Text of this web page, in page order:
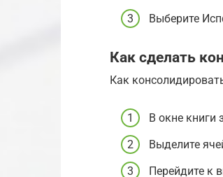
Выберите
Как сделать
Как
В окне книги
Выделите
Перейдите к